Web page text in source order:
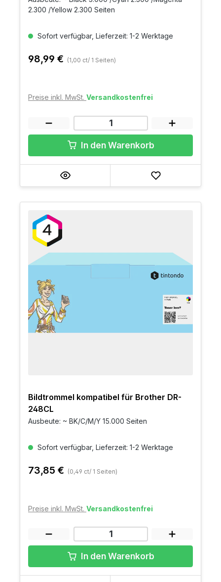
2.300 /Yellow 2.300 Seiten
Sofort verfügbar, Lieferzeit: 1-2 Werktage
98,99 € (1,00 ct/ 1 Seiten)
Preise inkl. MwSt. Versandkostenfrei
In den Warenkorb
Bildtrommel kompatibel für Brother DR-
248CL
Ausbeute: ~ BK/C/M/Y 15.000 Seiten
Sofort verfügbar, Lieferzeit: 1-2 Werktage
73,85 € (0,49 ct/ 1 Seiten)
Preise inkl. MwSt. Versandkostenfrei
In den Warenkorb